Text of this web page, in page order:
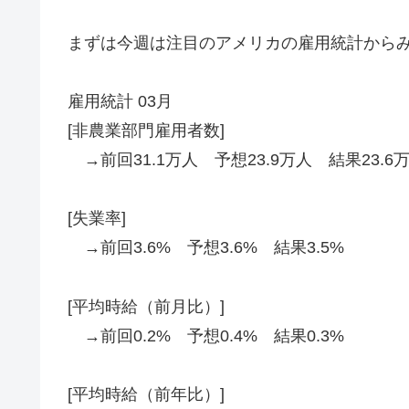
まずは今週は注目のアメリカの雇用統計から
雇用統計 03月
[非農業部門雇用者数]
→前回31.1万人 予想23.9万人 結果23.6万
[失業率]
→前回3.6% 予想3.6% 結果3.5%
[平均時給（前月比）]
→前回0.2% 予想0.4% 結果0.3%
[平均時給（前年比）]